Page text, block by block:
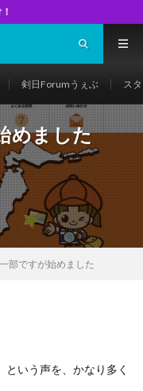
剣日Forumうぇぶ ス
めました
部ですが始めました
という声を、かなり多く